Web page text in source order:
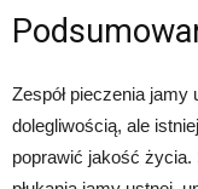
Zespół pieczenia
dolegliwością, ale
poprawić jakość życia.